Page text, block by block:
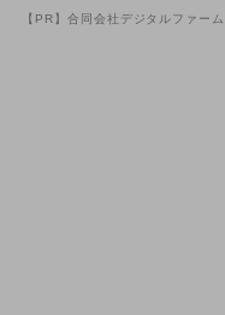
【PR】合同会社デジタルファーム